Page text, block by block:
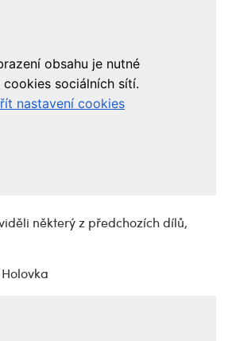
některý z předchozích dílů,